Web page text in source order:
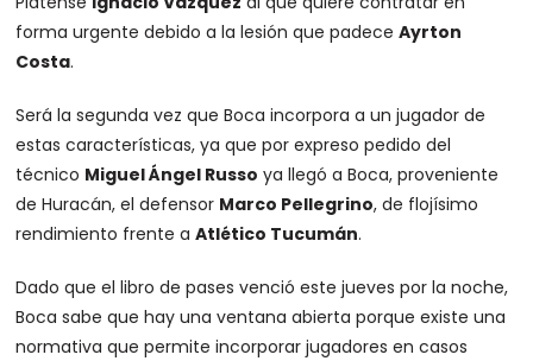
forma urgente debido a la lesión que padeceAyrton
Costa.
Será la segunda vez que Boca incorpora a un jugador de
estas características, ya que por expreso pedido del
técnico Miguel Ángel Russo ya llegó a Boca, proveniente
de Huracán, el defensor Marco Pellegrino, de flojísimo
rendimiento frente aAtlético Tucumán.
Dado que el libro de pases venció este jueves por la noche,
Boca sabe que hay una ventana abierta porque existe una
normativa que permite incorporar jugadores en casos